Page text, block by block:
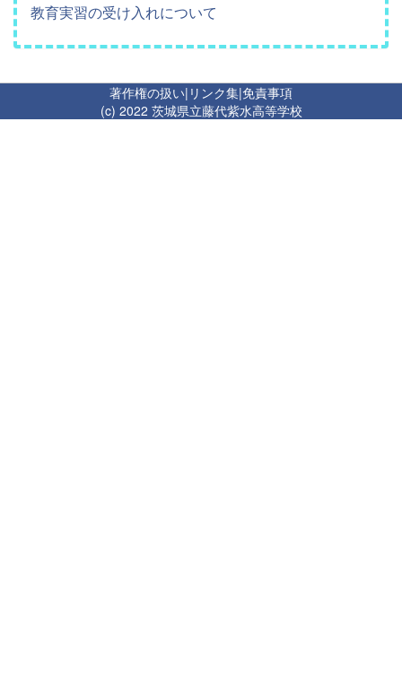
教育実習の受け入れについて
著作権の扱い| リンク集|免責事項
(c) 2022 茨城県立藤代紫水高等学校